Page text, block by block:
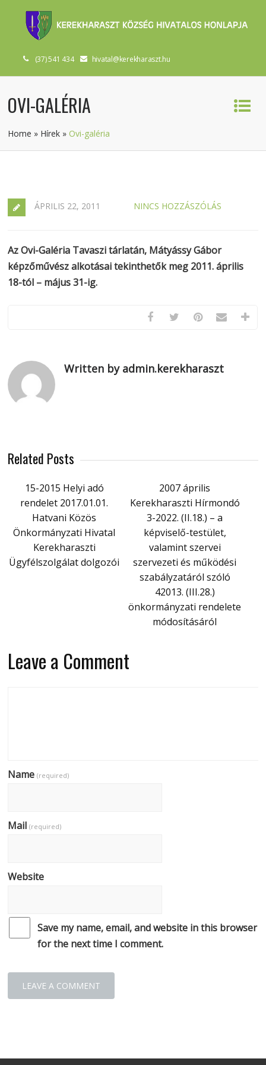
(37) 541 434 hivatal@kerekharaszt.hu
OVI-GALÉRIA
Home » Hírek » Ovi-galéria
ÁPRILIS 22, 2011 NINCS HOZZÁSZÓLÁS
Az Ovi-Galéria Tavaszi tárlatán, Mátyássy Gábor
képzőművész alkotásai tekinthetők meg 2011. április
18-tól – május 31-ig.
Written by admin.kerekharaszt
Related Posts
15-2015 Helyi adó
rendelet 2017.01.01.
2007 április
Kerekharaszti Hírmondó
Hatvani Közös
Önkormányzati Hivatal
Kerekharaszti
Ügyfélszolgálat dolgozói
3-2022. (II.18.) – a
képviselő-testület,
valamint szervei
szervezeti és működési
szabályzatáról szóló
42013. (III.28.)
önkormányzati rendelete
módosításáról
Leave a Comment
Name(required)
Mail(required)
Website
Save my name, email, and website in this browser
for the next time I comment.